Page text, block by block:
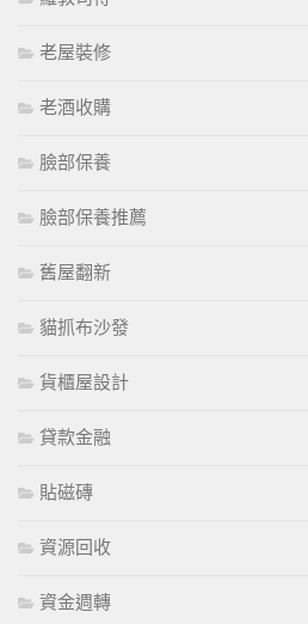
老屋裝修
老酒收購
臉部保養
臉部保養推薦
舊屋翻新
貓抓布沙發
貨櫃屋設計
貸款金融
貼磁磚
資源回收
資金週轉